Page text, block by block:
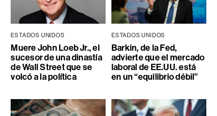
ESTADOS UNIDOS
Muere John Loeb Jr., el
sucesor de una dinastía
de Wall Street que se
volcó a la política
ESTADOS UNIDOS
Barkin, de la Fed,
advierte que el mercado
laboral de EE.UU. está
en un “equilibrio débil”